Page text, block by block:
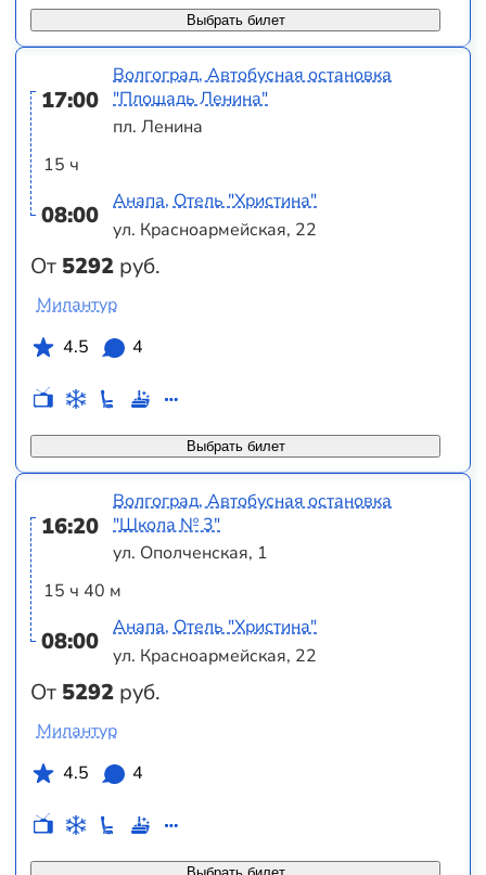
Выбрать билет
17:00
15 ч
08:00
От 5292 руб.
Волгоград, Автобусная остановка
"Площадь Ленина"
пл. Ленина
Анапа, Отель "Христина"
ул. Красноармейская, 22
Выбрать билет
Милантур
4.5
4
16:20
15 ч 40 м
08:00
От 5292 руб.
Волгоград, Автобусная остановка
"Школа № 3"
ул. Ополченская, 1
Анапа, Отель "Христина"
ул. Красноармейская, 22
Милантур
4.5
4